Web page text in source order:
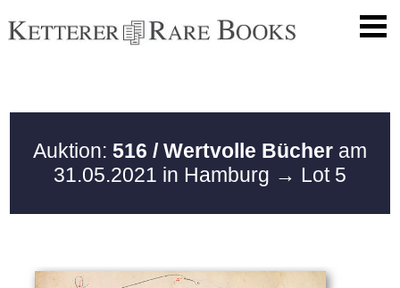
Auktion: 516 / Wertvolle Bücher am
31.05.2021 in Hamburg → Lot 5